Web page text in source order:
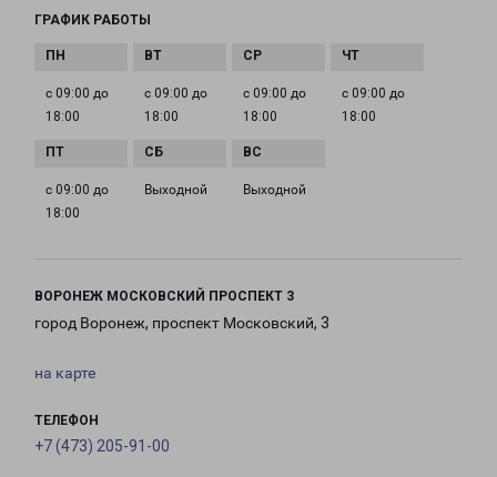
ГРАФИК РАБОТЫ
с 09:00 до
18:00
с 09:00 до
18:00
с 09:00 до
18:00
с 09:00 до
18:00
с 09:00 до
18:00
Выходной Выходной
ВОРОНЕЖ МОСКОВСКИЙ ПРОСПЕКТ 3
город Воронеж, проспект Московский, 3
на карте
ТЕЛЕФОН
+7 (473) 205-91-00